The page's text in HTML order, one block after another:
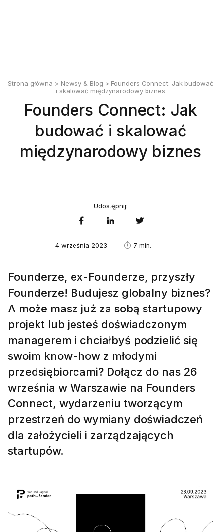
Strona główna > Newsy & Blog > Founders Connect: Jak budować
i skalować międzynarodowy biznes
Founders Connect: Jak
budować i skalować
międzynarodowy biznes
Udostępnij:
4 września 2023 7 min.
Founderze, ex-Founderze, przyszły
Founderze! Budujesz globalny biznes?
A może masz już za sobą startupowy
projekt lub jesteś doświadczonym
managerem i chciałbyś podzielić się
swoim know-how z młodymi
przedsiębiorcami? Dołącz do nas 26
września w Warszawie na Founders
Connect, wydarzeniu tworzącym
przestrzeń do wymiany doświadczeń
dla założycieli i zarządzających
startupów.